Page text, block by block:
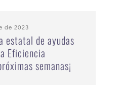
de 2023
estatal de ayudas
Eficiencia
semanas¡